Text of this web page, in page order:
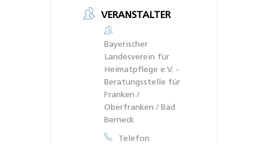
VERANSTALTER
Bayerischer
Landesverein für
Heimatpflege e.V. -
Beratungsstelle für
Franken /
Oberfranken / Bad
Berneck
Telefon